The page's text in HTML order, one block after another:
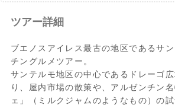
ツアー詳細
ブエノスアイレス最古の地区であるサ
チングルメツアー。
サンテルモ地区の中心であるドレーゴ
り、屋内市場の散策や、アルゼンチン
ェ」（ミルクジャムのようなもの）の